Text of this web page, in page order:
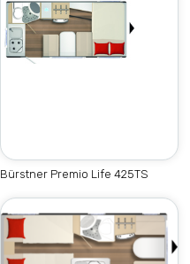
Bürstner Premio Life 425TS